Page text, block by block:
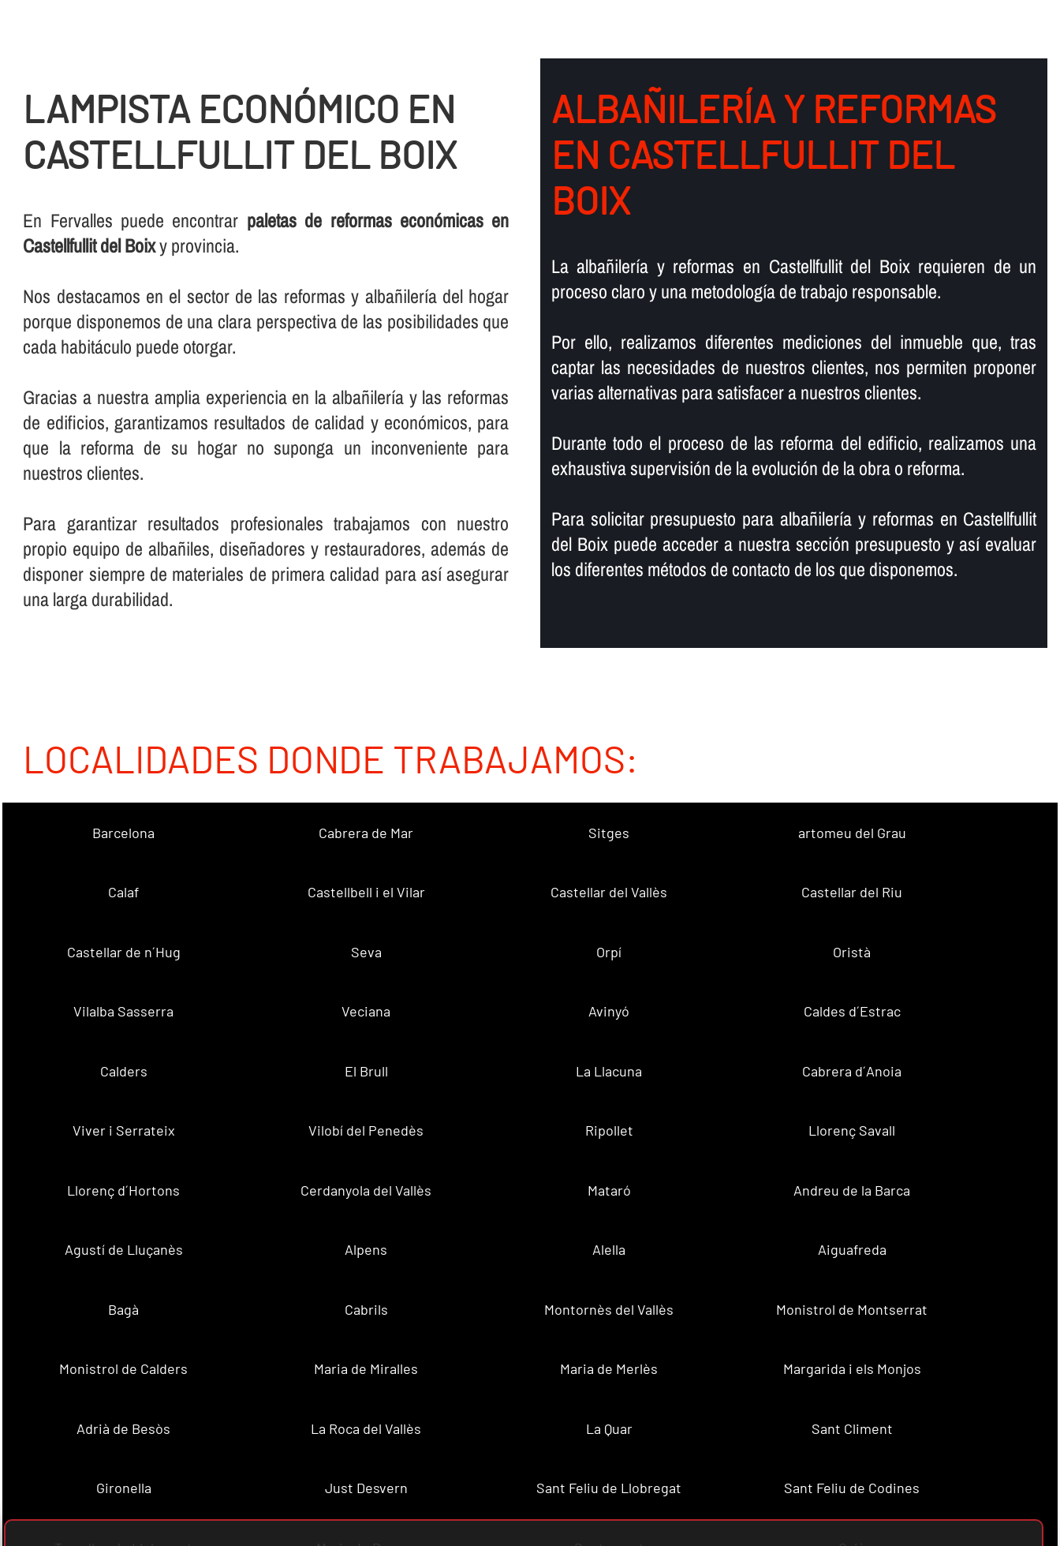
LAMPISTA ECONÓMICO EN
CASTELLFULLIT DEL BOIX
En Fervalles puede encontrar paletas de reformas económicas en
Castellfullit del Boixy provincia.
Nos destacamos en el sector de las reformas y albañilerí­a del hogar
porque disponemos de una clara perspectiva de las posibilidades que
cada habitáculo puede otorgar.
Gracias a nuestra amplia experiencia en la albañilerí­a y las reformas
de edificios, garantizamos resultados de calidad y económicos, para
que la reforma de su hogar no suponga un inconveniente para
nuestros clientes.
Para garantizar resultados profesionales trabajamos con nuestro
propio equipo de albañiles, diseñadores y restauradores, además de
disponer siempre de materiales de primera calidad para así­ asegurar
una larga durabilidad.
ALBAÑILERÍ­A Y REFORMAS
EN CASTELLFULLIT DEL
BOIX
La albañilerí­a y reformas en Castellfullit del Boix requieren de un
proceso claro y una metodologí­a de trabajo responsable.
Por ello, realizamos diferentes mediciones del inmueble que, tras
captar las necesidades de nuestros clientes, nos permiten proponer
varias alternativas para satisfacer a nuestros clientes.
Durante todo el proceso de las reforma del edificio, realizamos una
exhaustiva supervisión de la evolución de la obra o reforma.
Para solicitar presupuesto para albañilerí­a y reformas en Castellfullit
del Boix puede acceder a nuestra sección presupuesto y así­ evaluar
los diferentes métodos de contacto de los que disponemos.
LOCALIDADES DONDE TRABAJAMOS:
Barcelona Cabrera de Mar Sitges artomeu del Grau
Calaf Castellbell i el Vilar Castellar del Vallès Castellar del Riu
Castellar de n´Hug Seva Orpí Oristà
Vilalba Sasserra Veciana Avinyó Caldes d´Estrac
Calders El Brull La Llacuna Cabrera d´Anoia
Viver i Serrateix Vilobí del Penedès Ripollet Llorenç Savall
Llorenç d´Hortons Cerdanyola del Vallès Mataró Andreu de la Barca
Agustí de Lluçanès Alpens Alella Aiguafreda
Bagà Cabrils Montornès del Vallès Monistrol de Montserrat
Monistrol de Calders Maria de Miralles Maria de Merlès Margarida i els Monjos
Adrià de Besòs La Roca del Vallès La Quar Sant Climent
Gironella Just Desvern Sant Feliu de Llobregat Sant Feliu de Codines